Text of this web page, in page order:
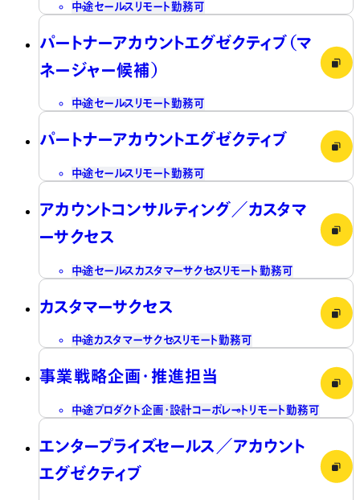
中途セールス リモート勤務可
パートナーアカウントエグゼクティブ（マ
ネージャー候補）
中途セールス リモート勤務可
パートナーアカウントエグゼクティブ
中途セールス リモート勤務可
アカウントコンサルティング／カスタマ
ーサクセス
中途セールス カスタマーサクセス リモート勤務可
カスタマーサクセス
中途カスタマーサクセスリモート勤務可
事業戦略企画・推進担当
中途プロダクト企画・設計コーポレート リモート勤務可
エンタープライズセールス／アカウント
エグゼクティブ